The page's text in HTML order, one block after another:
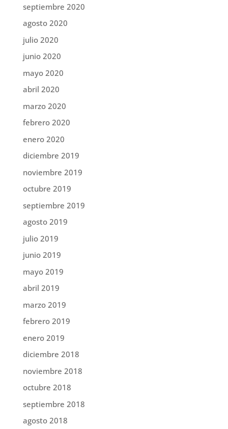
septiembre 2020
agosto 2020
julio 2020
junio 2020
mayo 2020
abril 2020
marzo 2020
febrero 2020
enero 2020
diciembre 2019
noviembre 2019
octubre 2019
septiembre 2019
agosto 2019
julio 2019
junio 2019
mayo 2019
abril 2019
marzo 2019
febrero 2019
enero 2019
diciembre 2018
noviembre 2018
octubre 2018
septiembre 2018
agosto 2018